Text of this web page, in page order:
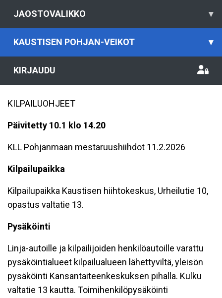
JAOSTOVALIKKO ▾
KAUSTISEN POHJAN-VEIKOT ▾
KIRJAUDU
KILPAILUOHJEET
Päivitetty 10.1 klo 14.20
KLL Pohjanmaan mestaruushiihdot 11.2.2026
Kilpailupaikka
Kilpailupaikka Kaustisen hiihtokeskus, Urheilutie 10,
opastus valtatie 13.
Pysäköinti
Linja-autoille ja kilpailijoiden henkilöautoille varattu
pysäköintialueet kilpailualueen lähettyviltä, yleisön
pysäköinti Kansantaiteenkeskuksen pihalla. Kulku
valtatie 13 kautta. Toimihenkilöpysäköinti